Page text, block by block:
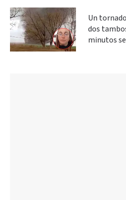
Un
dos
minutos